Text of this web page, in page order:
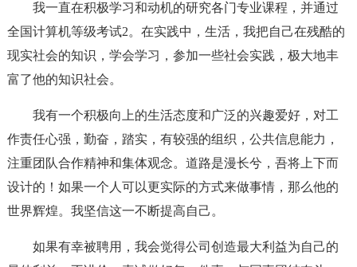
我一直在积极学习和动机的研究各门专业课程，并通过
全国计算机等级考试2。在实践中，生活，我把自己在残酷的
现实社会的知识，学会学习，参加一些社会实践，极大地丰
富了他的知识社会。
我有一个积极向上的生活态度和广泛的兴趣爱好，对工
作责任心强，勤奋，踏实，有较强的组织，公共信息能力，
注重团队合作精神和集体观念。道路是漫长兮，吾将上下而
设计的！如果一个人可以更实际的方式来做事情，那么他的
世界辉煌。我坚信这一不断提高自己。
如果有幸被聘用，我会觉得公司创造最大利益为自己的